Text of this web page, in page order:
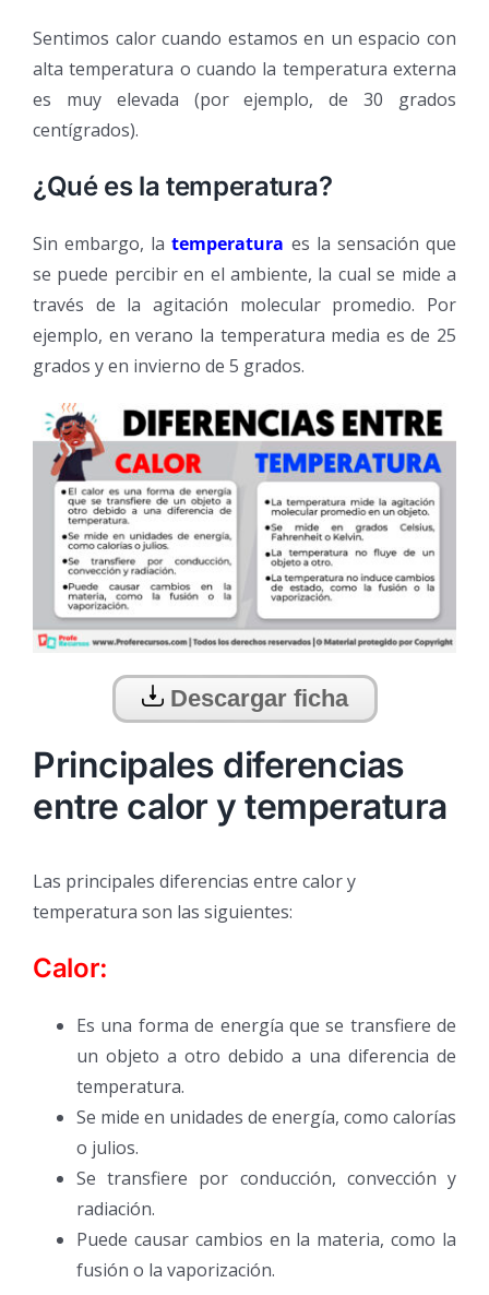
Sentimos calor cuando estamos en un espacio con
alta temperatura o cuando la temperatura externa
es muy elevada (por ejemplo, de 30 grados
centígrados).
¿Qué es la temperatura?
Sin embargo, latemperatura es la sensación que
se puede percibir en el ambiente, la cual se mide a
través de la agitación molecular promedio. Por
ejemplo, en verano la temperatura media es de 25
grados y en invierno de 5 grados.
Descargar ficha
Principales diferencias
entre calor y temperatura
Las principales diferencias entre calor y
temperatura son las siguientes:
Calor:
Es una forma de energía que se transfiere de
un objeto a otro debido a una diferencia de
temperatura.
Se mide en unidades de energía, como calorías
o julios.
Se transfiere por conducción, convección y
radiación.
Puede causar cambios en la materia, como la
fusión o la vaporización.